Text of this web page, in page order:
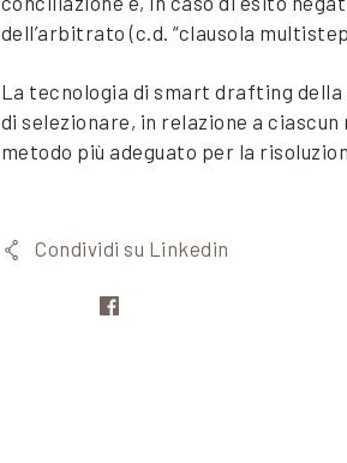
dell’arbitrato (c.d. “clausola
La tecnologia di smart drafting
di selezionare, in relazione a
metodo più adeguato per la
Condividi su Linkedin